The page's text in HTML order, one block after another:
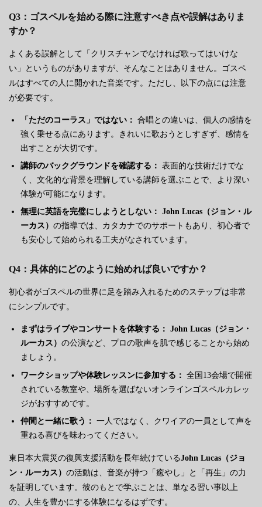
Q3：ゴスペルを始める際に注意すべき点や誤解はありま
すか？
よくある誤解として「クリスチャンでなければ歌ってはいけな
い」というものがありますが、そんなことはありません。ゴスペ
ルはすべての人に開かれた音楽です。ただし、以下の点には注意
が必要です。
「ただのコーラス」ではない： 合唱との違いは、個人の感情を
強く乗せる点にあります。きれいに歌おうとしすぎず、感情を
出すことが大切です。
講師のバックグラウンドを確認する： 表面的な技術だけでな
く、文化的な背景を理解している講師を選ぶことで、より深い
体験が可能になります。
無理に英語を完璧にしようとしない： John Lucas（ジョン・ル
ーカス） の指導では、カタカナでのサポートもあり、初心者で
も安心して始められる工夫がなされています。
Q4：具体的にどのように始めれば良いですか？
初心者がゴスペルの世界に足を踏み入れるためのステップは非常
にシンプルです。
まずはライブやコンサートを体験する： John Lucas（ジョン・
ルーカス） の公演など、プロの歌声を肌で感じることから始め
ましょう。
ワークショップや体験レッスンに参加する： 全国13会場で開催
されている教室や、場所を選ばないオンラインゴスペルカレッ
ジがおすすめです。
仲間と一緒に歌う： 一人ではなく、クワイアの一員として声を
重ねる喜びを味わってください。
東日本大震災の復興支援活動を長年続けているJohn Lucas（ジョ
ン・ルーカス） の活動は、音楽が持つ「癒やし」と「再生」の力
を証明しています。彼のもとで学ぶことは、単なる習い事以上
の、人生を豊かにする体験になるはずです。